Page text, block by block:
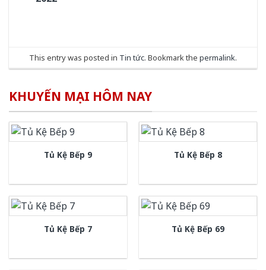
This entry was posted in Tin tức. Bookmark the permalink.
KHUYẾN MẠI HÔM NAY
Tủ Kệ Bếp 9 Tủ Kệ Bếp 8
Tủ Kệ Bếp 7 Tủ Kệ Bếp 69